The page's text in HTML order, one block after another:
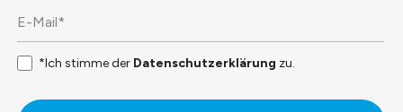
*Ich stimme der Datenschutzerklärung zu.